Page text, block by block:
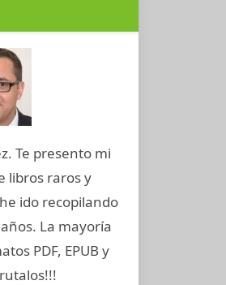
Te presento mi
libros raros y
ido recopilando
La mayoría
PDF, EPUB y